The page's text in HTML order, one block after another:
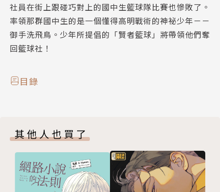
社員在街上跟碰巧對上的國中生籃球隊比賽也慘敗了。
率領那群國中生的是一個懂得高明戰術的神祕少年－－
御手洗飛鳥。少年所提倡的「賢者籃球」將帶領他們奪
回籃球社！
目錄
其他人也買了